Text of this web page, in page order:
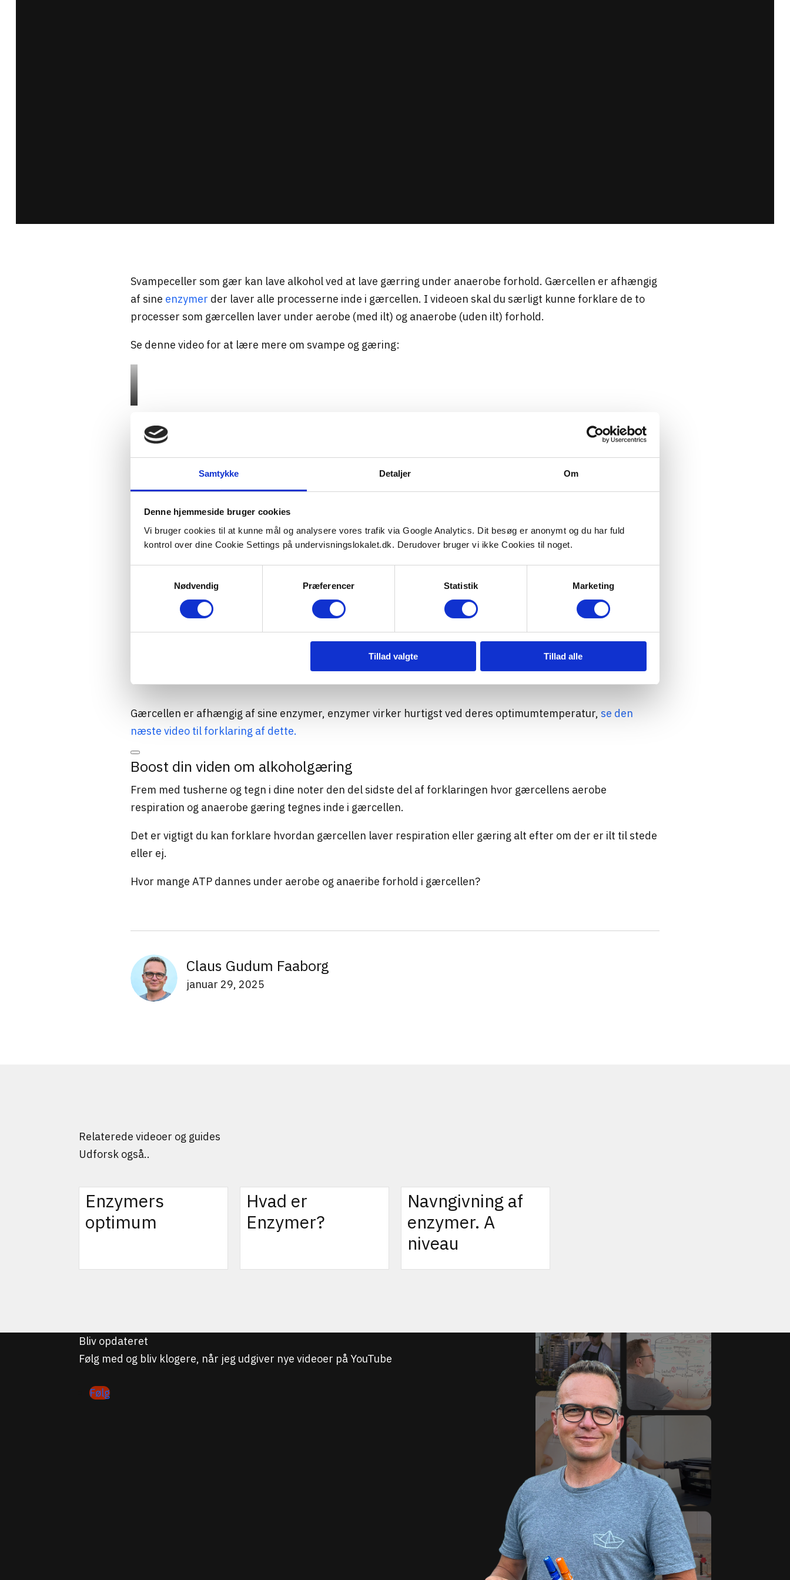
Samtykke Detaljer Om
Denne hjemmeside bruger cookies
Vi bruger cookies til at kunne mål og analysere vores trafik via Google Analytics. Dit besøg er anonymt og du har fuld
kontrol over dine Cookie Settings på undervisningslokalet.dk. Derudover bruger vi ikke Cookies til noget.
Nødvendig
Præferencer Statistik Marketing
Tillad valgte Tillad alle
Svampeceller som gær kan lave alkohol ved at lave gærring under anaerobe forhold. Gærcellen er afhængig
af sine enzymer der laver alle processerne inde i gærcellen. I videoen skal du særligt kunne forklare de to
processer som gærcellen laver under aerobe (med ilt) og anaerobe (uden ilt) forhold.
Se denne video for at lære mere om svampe og gæring:
Gærcellen er afhængig af sine enzymer, enzymer virker hurtigst ved deres optimumtemperatur, se den
næste video til forklaring af dette.
Boost din viden om alkoholgæring
Frem med tusherne og tegn i dine noter den del sidste del af forklaringen hvor gærcellens aerobe
respiration og anaerobe gæring tegnes inde i gærcellen.
Det er vigtigt du kan forklare hvordan gærcellen laver respiration eller gæring alt efter om der er ilt til stede
eller ej.
Hvor mange ATP dannes under aerobe og anaeribe forhold i gærcellen?
Claus Gudum Faaborg
januar 29, 2025
Relaterede videoer og guides
Udforsk også..
Enzymers
optimum
Hvad er
Enzymer?
Navngivning af
enzymer. A
niveau
Bliv opdateret
Følg med og bliv klogere, når jeg udgiver nye videoer på YouTube
Følg